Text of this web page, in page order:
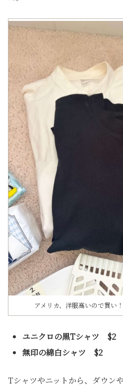
アメリカ、洋服高いので買い
ユニクロの黒Tシャツ $2
無印の綿白シャツ $2
Tシャツやニットから、ダウン